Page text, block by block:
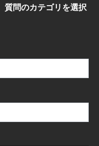
質問のカテゴリを選択